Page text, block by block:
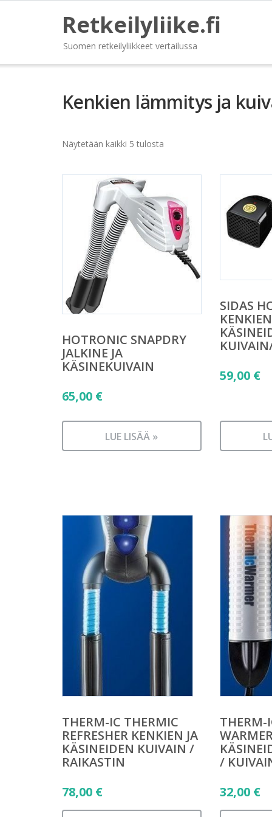
Retkeilyliike.fi
Suomen retkeilyliikkeet vertailussa
Kenkien lämmitys ja
Näytetään kaikki 5 tulosta
HOTRONIC SNAPDRY
JALKINE JA
KÄSINEKUIVAIN
65,00 €
LUE LISÄÄ »
SIDAS
59,00 €
THERM-IC THERMIC
REFRESHER KENKIEN JA
KÄSINEIDEN KUIVAIN /
RAIKASTIN
78,00 €
THERM-
/
32,00 €